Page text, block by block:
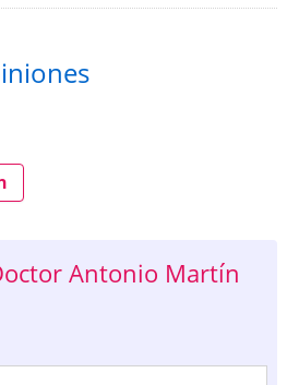
Antonio Martín